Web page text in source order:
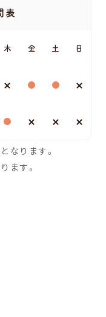
表
木 金 土 日
なります。
ます。